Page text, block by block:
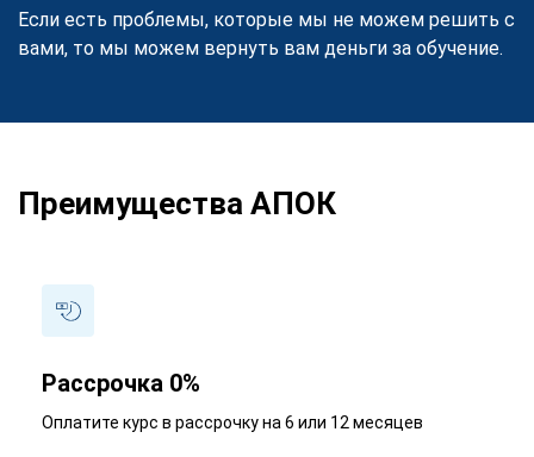
Если есть проблемы, которые мы не можем решить с
вами, то мы можем вернуть вам деньги за обучение.
Преимущества АПОК
Рассрочка 0%
Оплатите курс в рассрочку на 6 или 12 месяцев